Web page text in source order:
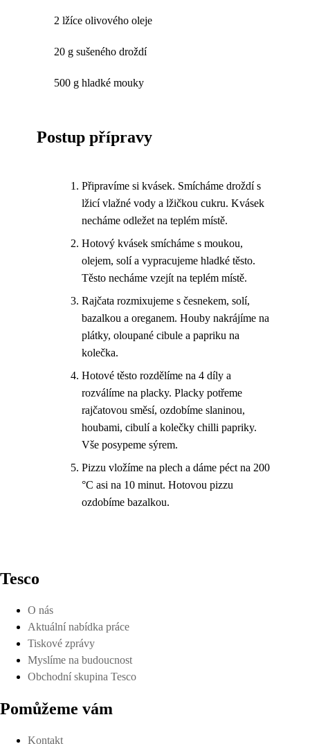
2 lžíce olivového oleje
20 g sušeného droždí
500 g hladké mouky
Postup přípravy
Připravíme si kvásek. Smícháme droždí s
lžicí vlažné vody a lžičkou cukru. Kvásek
necháme odležet na teplém místě.
Hotový kvásek smícháme s moukou,
olejem, solí a vypracujeme hladké těsto.
Těsto necháme vzejít na teplém místě.
Rajčata rozmixujeme s česnekem, solí,
bazalkou a oreganem. Houby nakrájíme na
plátky, oloupané cibule a papriku na
kolečka.
Hotové těsto rozdělíme na 4 díly a
rozválíme na placky. Placky potřeme
rajčatovou směsí, ozdobíme slaninou,
houbami, cibulí a kolečky chilli papriky.
Vše posypeme sýrem.
Pizzu vložíme na plech a dáme péct na 200
°C asi na 10 minut. Hotovou pizzu
ozdobíme bazalkou.
Tesco
O nás
Aktuální nabídka práce
Tiskové zprávy
Myslíme na budoucnost
Obchodní skupina Tesco
Pomůžeme vám
Kontakt